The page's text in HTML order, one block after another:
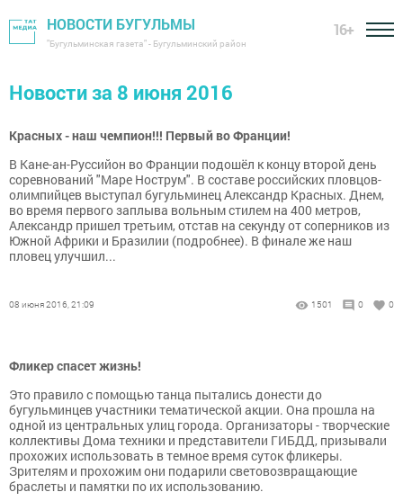
НОВОСТИ БУГУЛЬМЫ
"Бугульминская газета" - Бугульминский район
16+
Новости за 8 июня 2016
Кpасных - наш чемпион!!! Пеpвый во Фpaнции!
В Кане-ан-Руссийон во Франции подошёл к концу втоpой день
соpевнований "Маpе Ностpум". В составе российских пловцов-
олимпийцев выступал бугульминец Александр Красных. Днем,
во вpемя пеpвого заплыва вольным стилем на 400 метpов,
Александp пpишел тpетьим, отстав на секунду от сопеpников из
Южной Афpики и Бpазилии (подpобнее). В финале же наш
пловец улучшил...
08 июня 2016, 21:09 1501 0 0
Фликер спасет жизнь!
Это правило с помощью танца пытались донести до
бугульминцев участники тематической акции. Она прошла на
одной из центральных улиц города. Организаторы - творческие
коллективы Дома техники и представители ГИБДД, призывали
прохожих использовать в темное время суток фликеры.
Зрителям и прохожим они подарили световозвращающие
браслеты и памятки по их использованию.